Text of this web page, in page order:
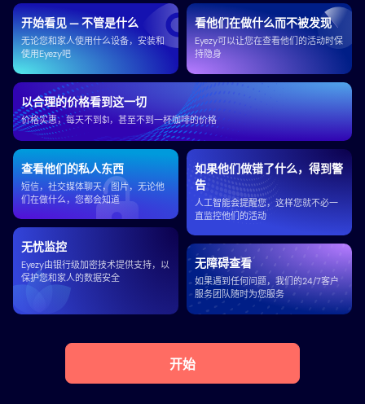
开始看见 — 不管是什么
无论您和家人使用什么设备，安装和
使用Eyezy吧
看他们在做什么而不被发现
Eyezy可以让您在查看他们的活动时保
持隐身
无忧监控
Eyezy由银行级加密技术提供支持，以
保护您和家人的数据安全
查看他们的私人东西
短信，社交媒体聊天，图片，无论他
们在做什么，您都会知道
以合理的价格看到这一切
价格实惠，每天不到$1，甚至不到一杯咖啡的价格
如果他们做错了什么，得到警
告
人工智能会提醒您，这样您就不必一
直监控他们的活动
无障碍查看
如果遇到任何问题，我们的24/7客户
服务团队随时为您服务
开始